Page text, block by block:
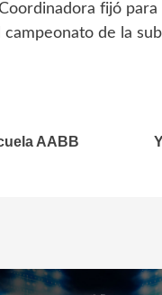
fijó
de la
AABB